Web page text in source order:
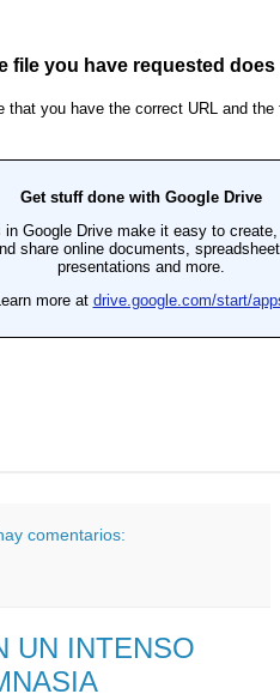
comentarios:
UN INTENSO